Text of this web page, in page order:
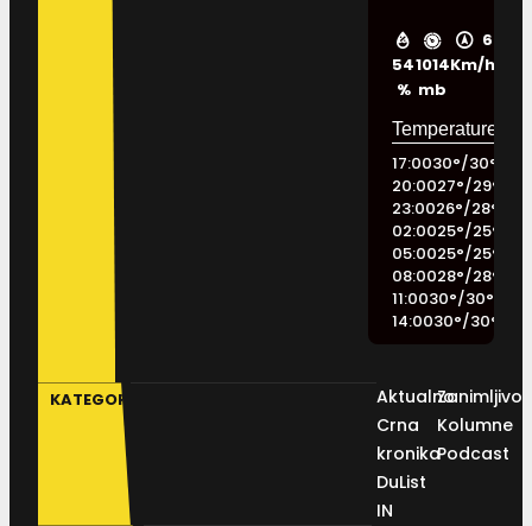
54
%
1014
mb
6
Km/h
17:0030°/30°
20:0027°/29°
23:0026°/28°
02:0025°/25°
05:0025°/25°
08:0028°/28°
11:0030°/30°
14:0030°/30°
KATEGORIJE
Aktualno
Crna
kronika
DuList
IN
Kolumne
Podcast